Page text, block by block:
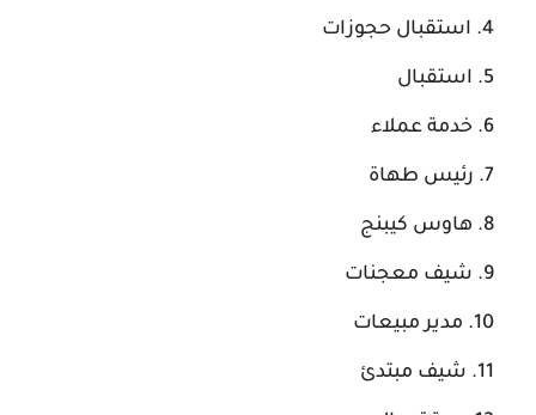
استقبال حجوزات
استقبال
خدمة عملاء
رئيس طهاة
هاوس كيبنج
شيف معجنات
مدير مبيعات
شيف مبتدئ